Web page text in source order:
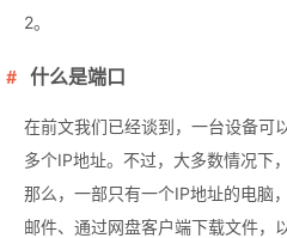
2。
什么是端口
在前文我们已经谈到，一台设备可
多个IP地址。不过，大多数情况下
那么，一部只有一个IP地址的电脑
邮件、通过网盘客户端下载文件，